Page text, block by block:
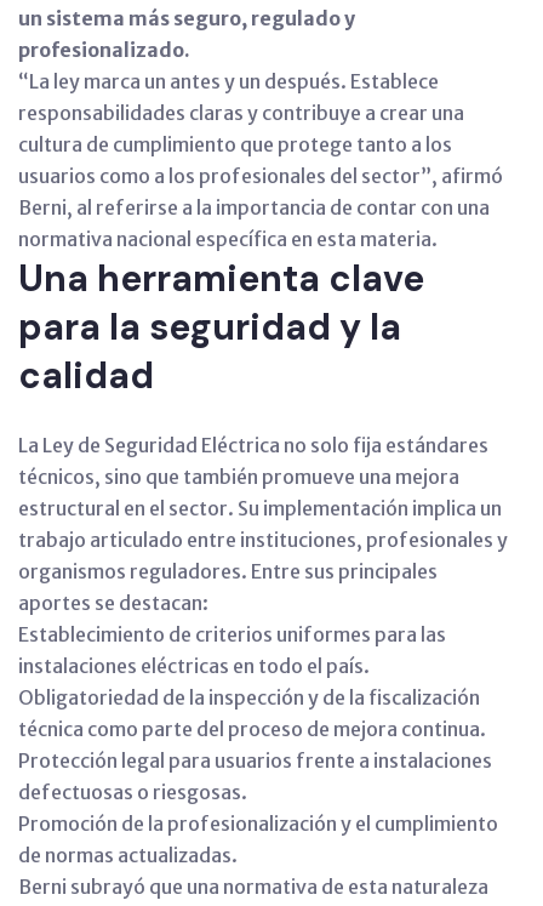
un sistema más seguro, regulado y
profesionalizado.
“La ley marca un antes y un después. Establece
responsabilidades claras y contribuye a crear una
cultura de cumplimiento que protege tanto a los
usuarios como a los profesionales del sector”, afirmó
Berni, al referirse a la importancia de contar con una
normativa nacional específica en esta materia.
Una herramienta clave
para la seguridad y la
calidad
La Ley de Seguridad Eléctrica no solo fija estándares
técnicos, sino que también promueve una mejora
estructural en el sector. Su implementación implica un
trabajo articulado entre instituciones, profesionales y
organismos reguladores. Entre sus principales
aportes se destacan:
Establecimiento de criterios uniformes para las
instalaciones eléctricas en todo el país.
Obligatoriedad de la inspección y de la fiscalización
técnica como parte del proceso de mejora continua.
Protección legal para usuarios frente a instalaciones
defectuosas o riesgosas.
Promoción de la profesionalización y el cumplimiento
de normas actualizadas.
Berni subrayó que una normativa de esta naturaleza